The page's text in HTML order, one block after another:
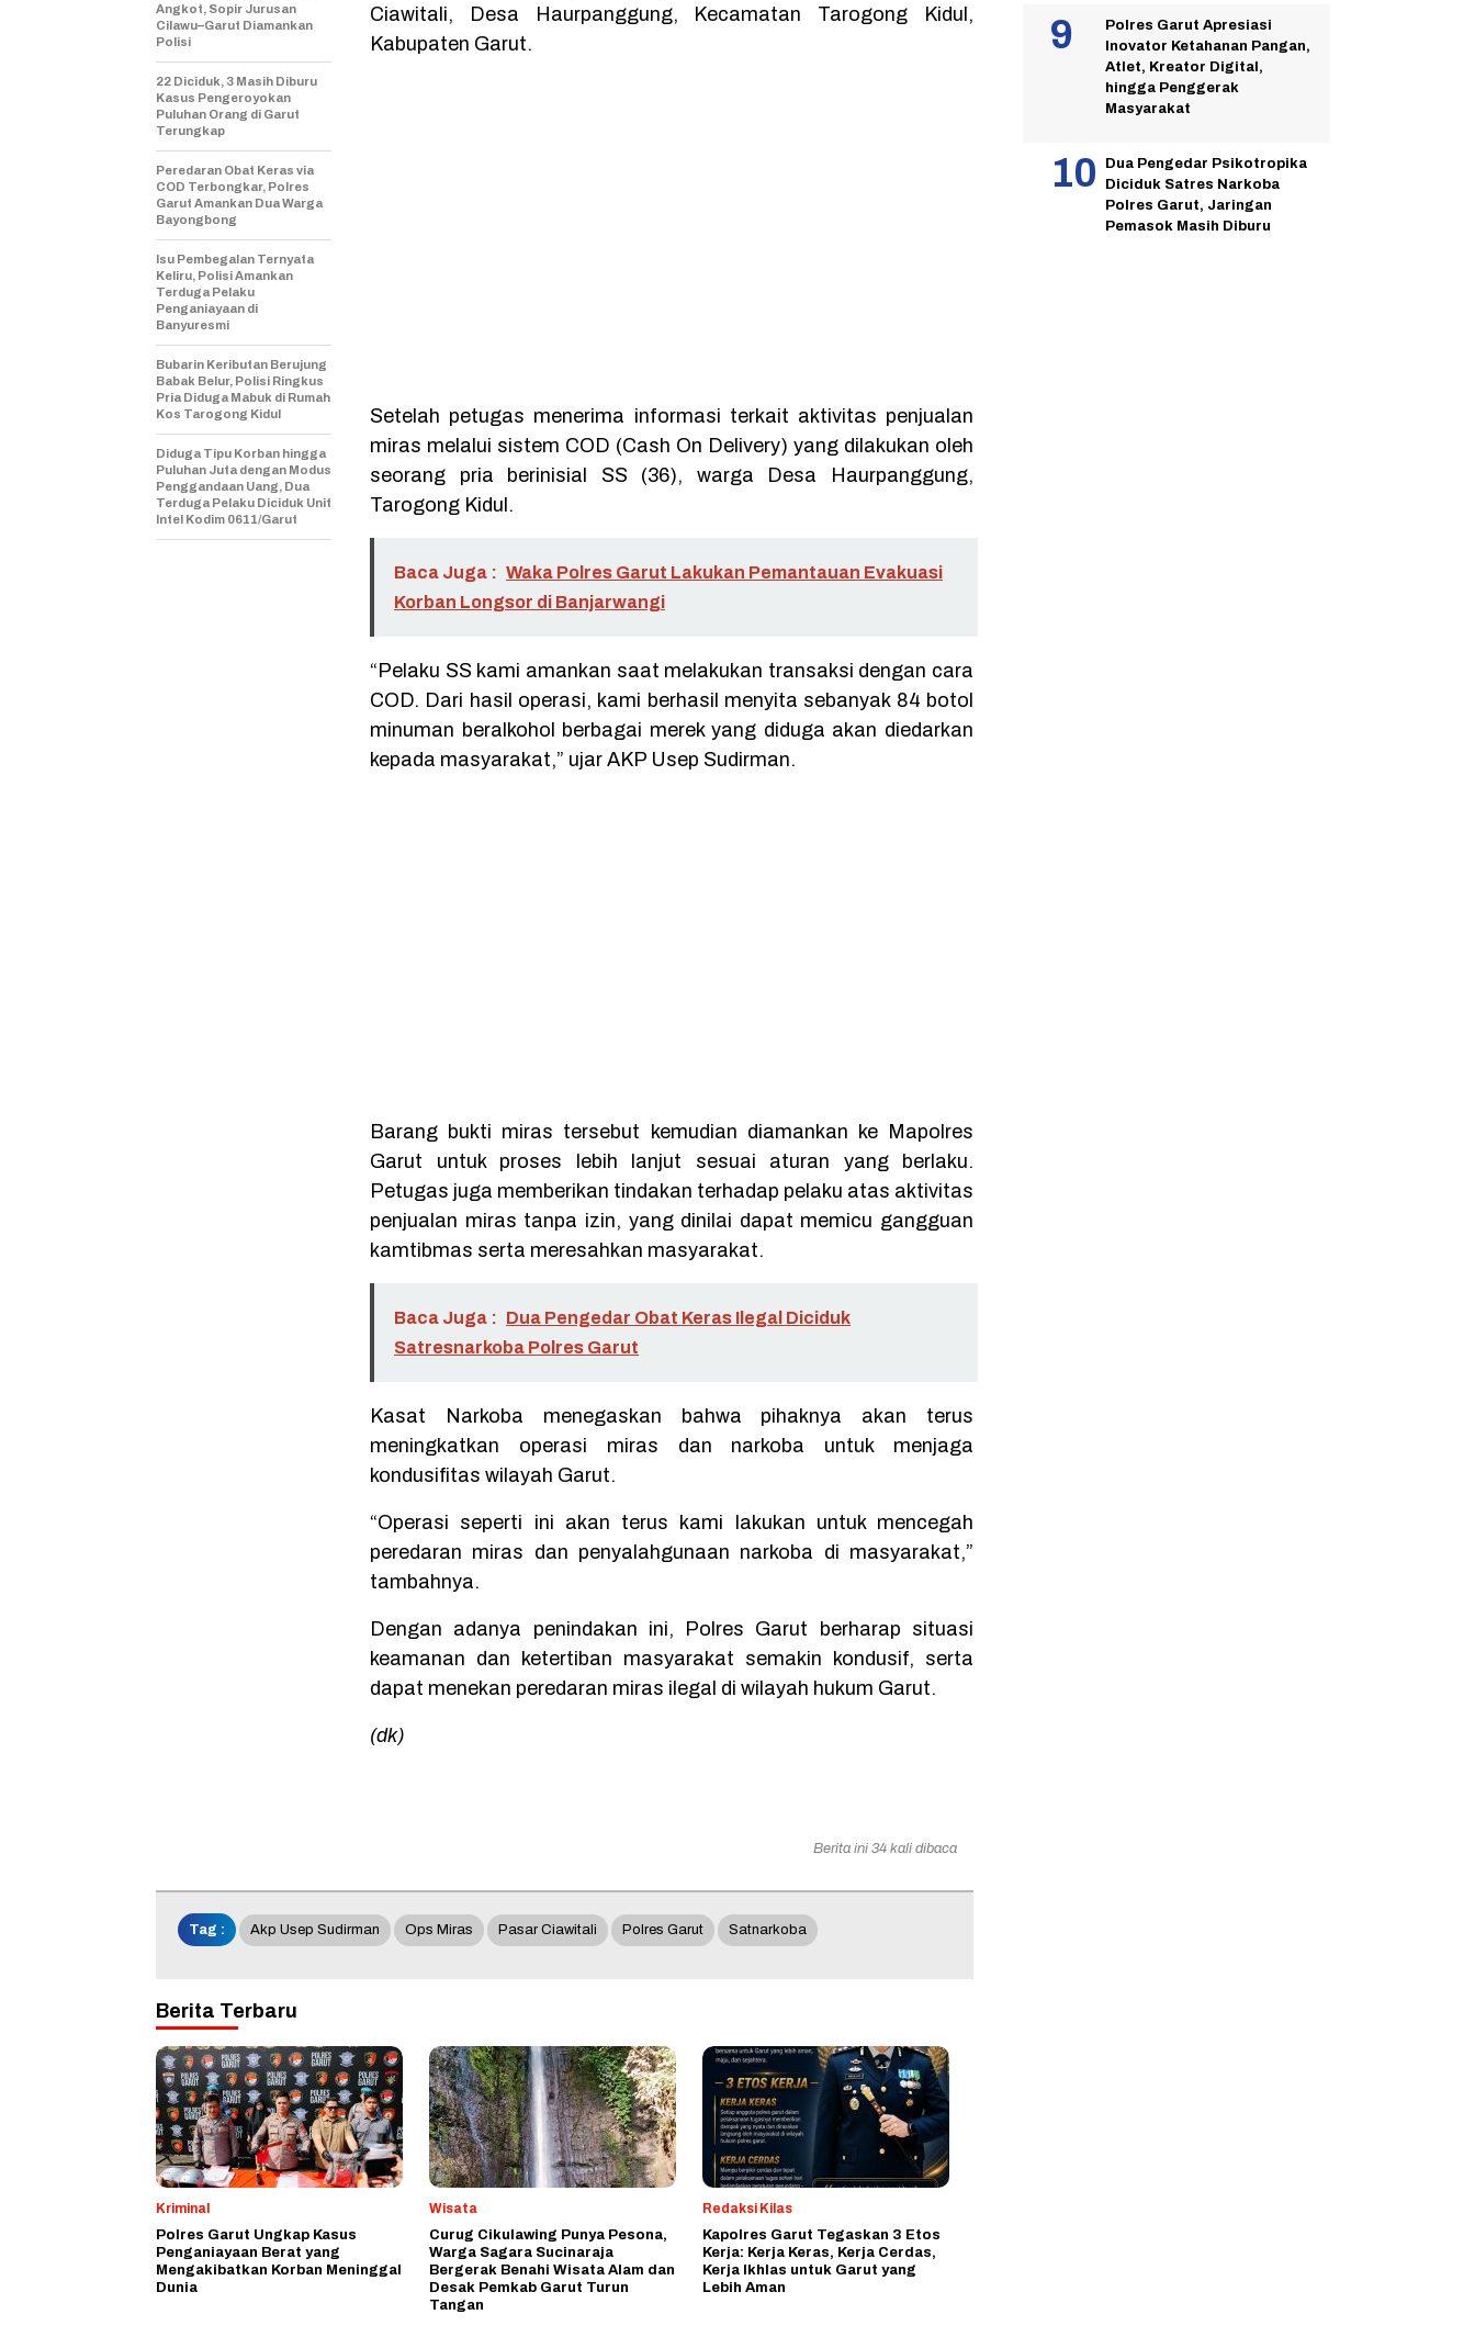
Ciawitali, Desa Haurpanggung, Kecamatan Tarogong Kidul,
Kabupaten Garut.
Setelah petugas menerima informasi terkait aktivitas penjualan
miras melalui sistem COD (Cash On Delivery) yang dilakukan oleh
seorang pria berinisial SS (36), warga Desa Haurpanggung,
Tarogong Kidul.
Baca Juga : Waka Polres Garut Lakukan Pemantauan Evakuasi
Korban Longsor di Banjarwangi
“Pelaku SS kami amankan saat melakukan transaksi dengan cara
COD. Dari hasil operasi, kami berhasil menyita sebanyak 84 botol
minuman beralkohol berbagai merek yang diduga akan diedarkan
kepada masyarakat,” ujar AKP Usep Sudirman.
Barang bukti miras tersebut kemudian diamankan ke Mapolres
Garut untuk proses lebih lanjut sesuai aturan yang berlaku.
Petugas juga memberikan tindakan terhadap pelaku atas aktivitas
penjualan miras tanpa izin, yang dinilai dapat memicu gangguan
kamtibmas serta meresahkan masyarakat.
Baca Juga : Dua Pengedar Obat Keras Ilegal Diciduk
Satresnarkoba Polres Garut
Kasat Narkoba menegaskan bahwa pihaknya akan terus
meningkatkan operasi miras dan narkoba untuk menjaga
kondusifitas wilayah Garut.
“Operasi seperti ini akan terus kami lakukan untuk mencegah
peredaran miras dan penyalahgunaan narkoba di masyarakat,”
tambahnya.
Dengan adanya penindakan ini, Polres Garut berharap situasi
keamanan dan ketertiban masyarakat semakin kondusif, serta
dapat menekan peredaran miras ilegal di wilayah hukum Garut.
(dk)
Angkot, Sopir Jurusan
Cilawu–Garut Diamankan
Polisi
22 Diciduk, 3 Masih Diburu
Kasus Pengeroyokan
Puluhan Orang di Garut
Terungkap
Peredaran Obat Keras via
COD Terbongkar, Polres
Garut Amankan Dua Warga
Bayongbong
Isu Pembegalan Ternyata
Keliru, Polisi Amankan
Terduga Pelaku
Penganiayaan di
Banyuresmi
Bubarin Keributan Berujung
Babak Belur, Polisi Ringkus
Pria Diduga Mabuk di Rumah
Kos Tarogong Kidul
Diduga Tipu Korban hingga
Puluhan Juta dengan Modus
Penggandaan Uang, Dua
Terduga Pelaku Diciduk Unit
Intel Kodim 0611/Garut
Berita ini 34 kali dibaca
Tag : Akp Usep Sudirman Ops Miras Pasar Ciawitali Polres Garut Satnarkoba
Berita Terbaru
Kriminal
Polres Garut Ungkap Kasus
Penganiayaan Berat yang
Mengakibatkan Korban Meninggal
Dunia
Wisata
Curug Cikulawing Punya Pesona,
Warga Sagara Sucinaraja
Bergerak Benahi Wisata Alam dan
Desak Pemkab Garut Turun
Tangan
Redaksi Kilas
Kapolres Garut Tegaskan 3 Etos
Kerja: Kerja Keras, Kerja Cerdas,
Kerja Ikhlas untuk Garut yang
Lebih Aman
Polres Garut Apresiasi
Inovator Ketahanan Pangan,
Atlet, Kreator Digital,
hingga Penggerak
Masyarakat
Dua Pengedar Psikotropika
Diciduk Satres Narkoba
Polres Garut, Jaringan
Pemasok Masih Diburu